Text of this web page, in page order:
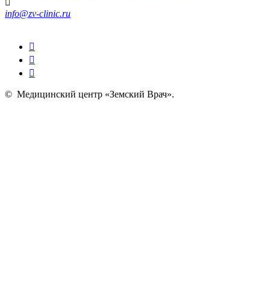
info@zv-clinic.ru
© Медицинский центр «Земский Врач».